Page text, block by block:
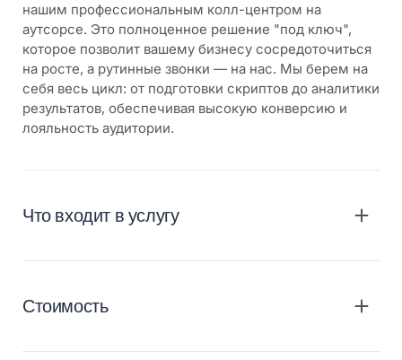
нашим профессиональным колл-центром на
аутсорсе. Это полноценное решение "под ключ",
которое позволит вашему бизнесу сосредоточиться
на росте, а рутинные звонки — на нас. Мы берем на
себя весь цикл: от подготовки скриптов до аналитики
результатов, обеспечивая высокую конверсию и
лояльность аудитории.
Что входит в услугу
Стоимость